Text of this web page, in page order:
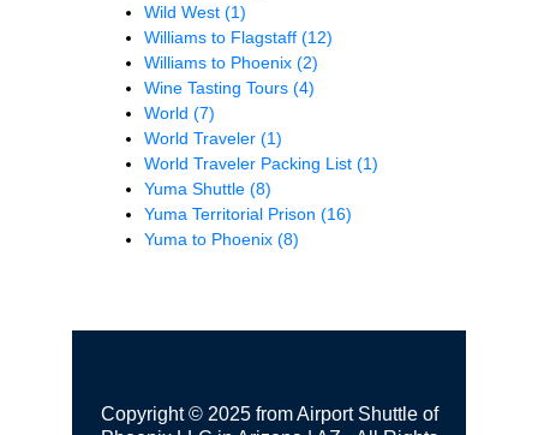
Wild West (1)
Williams to Flagstaff (12)
Williams to Phoenix (2)
Wine Tasting Tours (4)
World (7)
World Traveler (1)
World Traveler Packing List (1)
Yuma Shuttle (8)
Yuma Territorial Prison (16)
Yuma to Phoenix (8)
Copyright © 2025 from Airport Shuttle of